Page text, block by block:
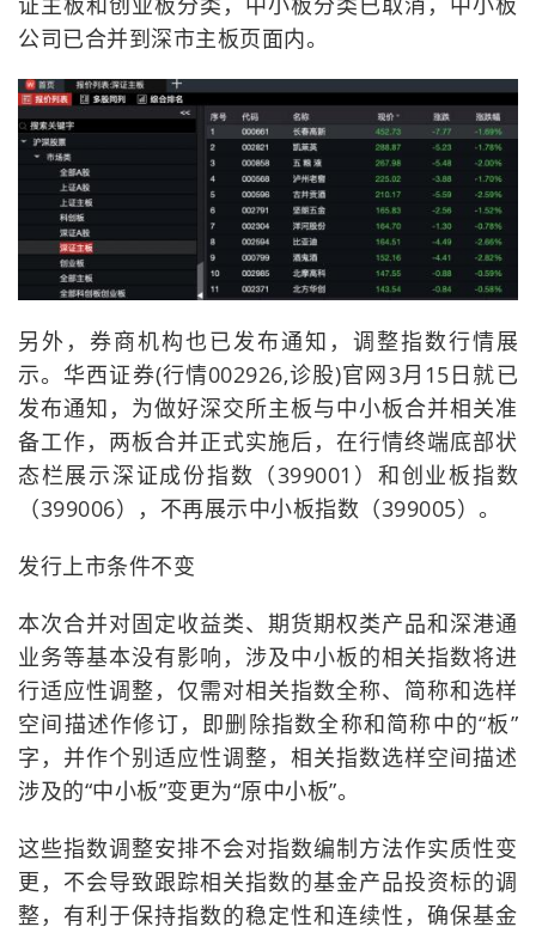
公司已合并到深市主板页面内。
另外，券商机构也已发布通知，调整指数行情展
示。华西证券(行情002926,诊股)官网3月15日就已
发布通知，为做好深交所主板与中小板合并相关准
备工作，两板合并正式实施后，在行情终端底部状
态栏展示深证成份指数（399001）和创业板指数
（399006），不再展示中小板指数（399005）。
发行上市条件不变
本次合并对固定收益类、期货期权类产品和深港通
业务等基本没有影响，涉及中小板的相关指数将进
行适应性调整，仅需对相关指数全称、简称和选样
空间描述作修订，即删除指数全称和简称中的“板”
字，并作个别适应性调整，相关指数选样空间描述
涉及的“中小板”变更为“原中小板”。
这些指数调整安排不会对指数编制方法作实质性变
更，不会导致跟踪相关指数的基金产品投资标的调
整，有利于保持指数的稳定性和连续性，确保基金